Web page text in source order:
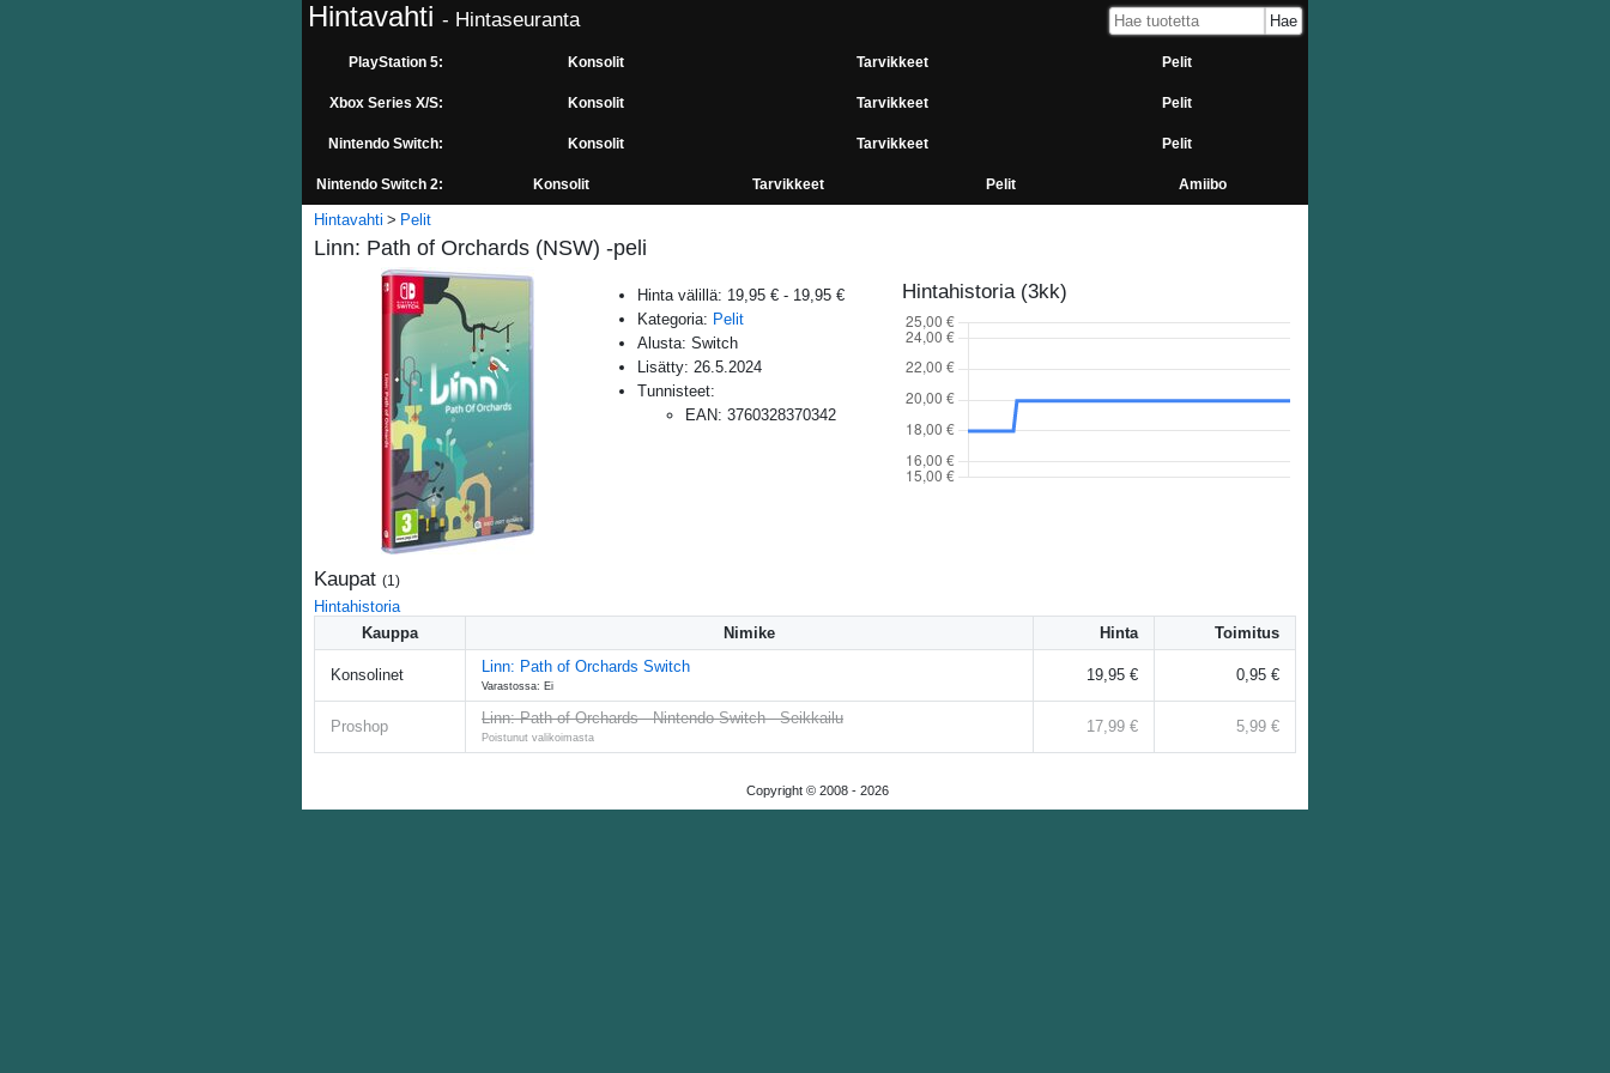
Hintavahti - Hintaseuranta
PlayStation 5: Konsolit Tarvikkeet Pelit
Xbox Series X/S: Konsolit Tarvikkeet Pelit
Nintendo Switch: Konsolit Tarvikkeet Pelit
Nintendo Switch 2: Konsolit Tarvikkeet Pelit Amiibo
Hintavahti Pelit
Linn: Path of Orchards (NSW) -peli
Hinta välillä: 19,95 € - 19,95 €
Kategoria: Pelit
Alusta: Switch
Lisätty: 26.5.2024
Tunnisteet:
EAN: 3760328370342
Hintahistoria (3kk)
Kaupat (1 )
Hintahistoria
Kauppa
Nimike Hinta Toimitus
Konsolinet Linn: Path of Orchards Switch
Varastossa: Ei
19,95 € 0,95 €
Proshop Linn: Path of Orchards - Nintendo Switch - Seikkailu
Poistunut valikoimasta
17,99 € 5,99 €
Copyright © 2008 - 2026